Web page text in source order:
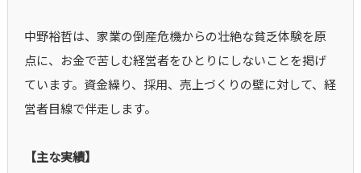
中野裕哲は、家業の倒産危機からの壮絶な貧乏体験を原
点に、お金で苦しむ経営者をひとりにしないことを掲げ
ています。資金繰り、採用、売上づくりの壁に対して、経
営者目線で伴走します。
【主な実績】